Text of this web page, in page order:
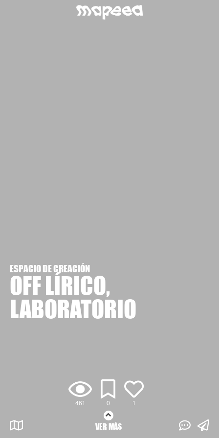
461 0 1
ESPACIO DE CREACIÓN
OFF LÍRICO,
LABORATORIO
VER MÁS